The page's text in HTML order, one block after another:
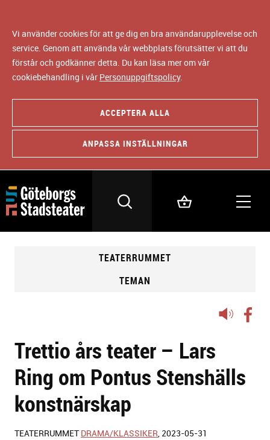
Vi använder cookies för att ge dig en bra användarupplevelse och
service. Genom att använda vår webbplats förutsätter vi att du
förstår och godkänner detta. Du kan läsa mer om vår
cookiebehandling i vår Personuppgiftspolicy.
ACCEPTERA ALLA
ANPASSA INSTÄLLNINGAR
TEATERRUMMET
TEMAN
Lyssna
Trettio års teater – Lars
Ring om Pontus Stenshälls
konstnärskap
TEATERRUMMETDRAMA/KLASSIKER, 2023-05-31